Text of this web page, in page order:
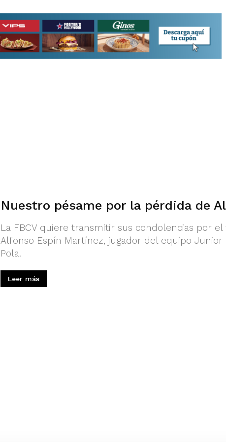
Nuestro pésame por la pérdida de
La FBCV quiere transmitir sus condolencias por
Alfonso Espín Martínez, jugador del equipo Junior
Pola.
Leer más